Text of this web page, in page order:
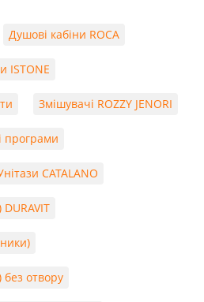
Душові кабіни ROCA
ISTONE
Змішувачі ROZZY JENORI
програми
CATALANO
отвору